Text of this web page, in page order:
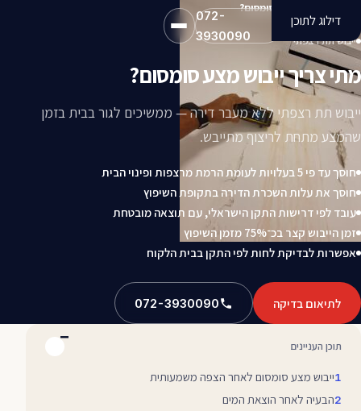
דילוג לתוכן
072-
3930090
מתי צריך ייבוש מצע סומסום?
ייבוש תת רצפתי
מתי צריך ייבוש מצע סומסום?
ייבוש תת רצפתי ללא מעבר דירה — ממשיכים לגור בבית בזמן
שהמצע מתחת לריצוף מתייבש.
חוסך עד פי 5 בעלויות לעומת הרמת מרצפות ופינוי הבית
חוסך את עלות השכרת הדירה בתקופת השיפוץ
עובד לפי דרישות התקן הישראלי, עם תוצאה מובטחת
זמן הייבוש קצר בכ־75% מזמן השיפוץ
אפשרות לבדיקת לחות לפי התקן בבית הלקוח
לתיאום בדיקה 072-3930090
תוכן העניינים
ייבוש מצע סומסום לאחר הצפה משמעותית
הבעיה לאחר הוצאת המים